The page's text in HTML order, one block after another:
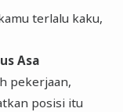
terlalu kaku,
Asa
pekerjaan,
posisi itu